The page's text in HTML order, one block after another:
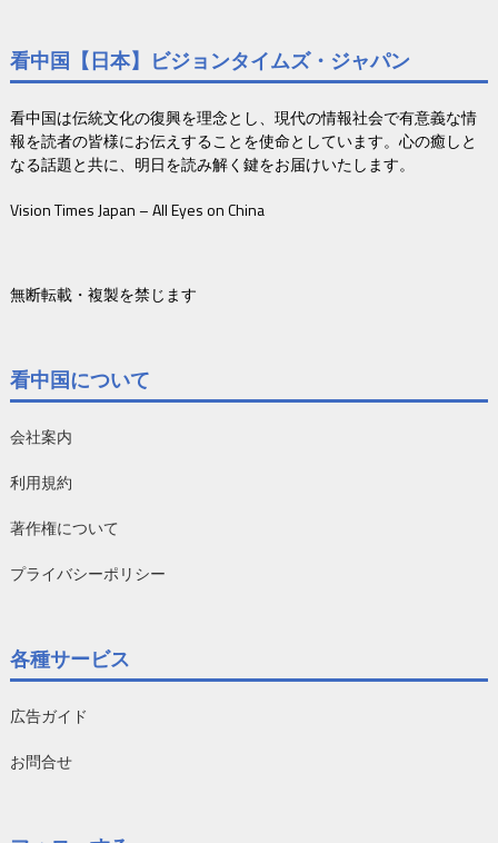
看中国【日本】ビジョンタイムズ・ジャパン
看中国は伝統文化の復興を理念とし、現代の情報社会で有意義な情
報を読者の皆様にお伝えすることを使命としています。心の癒しと
なる話題と共に、明日を読み解く鍵をお届けいたします。
Vision Times Japan – All Eyes on China
無断転載・複製を禁じます
看中国について
会社案内
利用規約
著作権について
プライバシーポリシー
各種サービス
広告ガイド
お問合せ